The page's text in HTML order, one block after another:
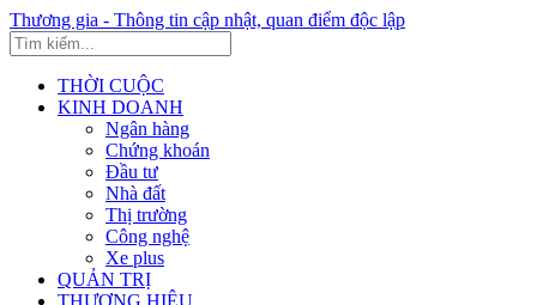
Thương gia - Thông tin cập nhật, quan điểm độc lập
THỜI CUỘC
KINH DOANH
Ngân hàng
Chứng khoán
Đầu tư
Nhà đất
Thị trường
Công nghệ
Xe plus
QUẢN TRỊ
THƯƠNG HIỆU